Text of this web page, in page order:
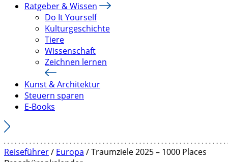
Ratgeber & Wissen
Do It Yourself
Kulturgeschichte
Tiere
Wissenschaft
Zeichnen lernen
Kunst & Architektur
Steuern sparen
E-Books
Reiseführer/ Europa / Traumziele 2025 – 1000 Places